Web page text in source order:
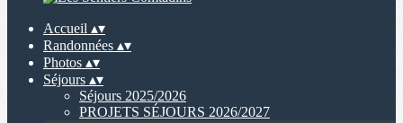
Accueil ▴▾
Randonnées ▴▾
Photos ▴▾
Séjours ▴▾
Séjours 2025/2026
PROJETS SÉJOURS 2026/2027